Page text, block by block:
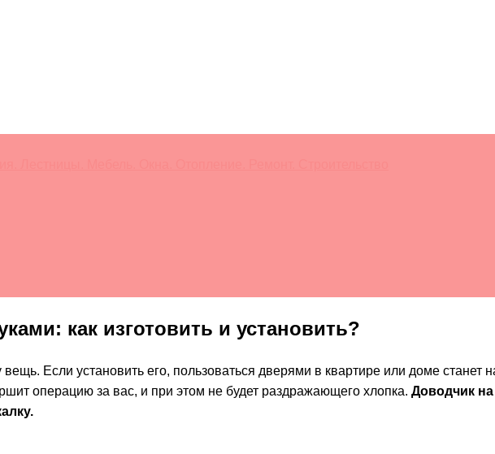
как изготовить и установить?
Если установить его, пользоваться дверями в квартире или доме
операцию за вас, и при этом не будет раздражающего хлопка. Доводчик